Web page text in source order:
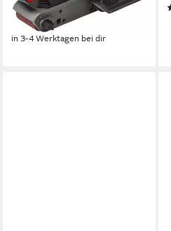
99,99 € UVP 121,95 €
-18%
in 3-4 Werktagen bei dir